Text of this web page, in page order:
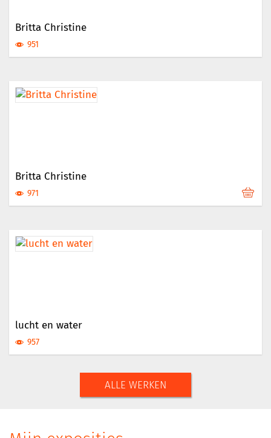
Britta Christine
951
Britta Christine
971
lucht en water
957
ALLE WERKEN